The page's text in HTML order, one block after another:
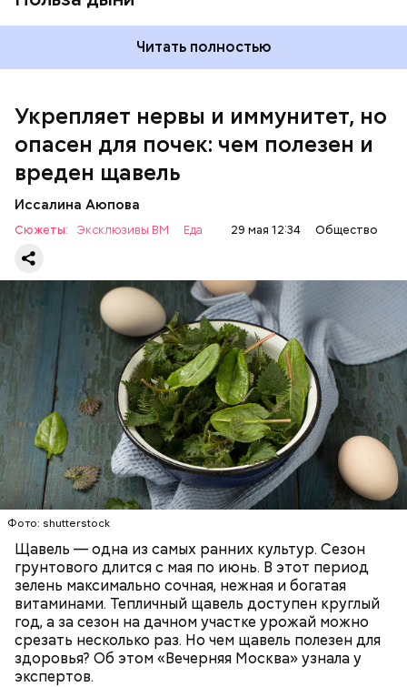
Читать полностью
Укрепляет нервы и иммунитет, но
опасен для почек: чем полезен и
вреден щавель
Иссалина Аюпова
Сюжеты: Эксклюзивы ВМ Еда 29 мая 12:34 Общество
Фото: shutterstock
Щавель — одна из самых ранних культур. Сезон
грунтового длится с мая по июнь. В этот период
зелень максимально сочная, нежная и богатая
витаминами. Тепличный щавель доступен круглый
год, а за сезон на дачном участке урожай можно
срезать несколько раз. Но чем щавель полезен для
здоровья? Об этом «Вечерняя Москва» узнала у
экспертов.
Опасность же щавеля состоит в том, что он
содержит большое количество щавелевой кислоты,
которая может способствовать образованию
— Если человек уже болеет мочекаменной
болезнью, щавель ему не рекомендуется. При
артрите, гастрите, холецистите, синдроме
раздраженного кишечника, язвах и панкреатите
продукт тоже лучше исключить из рациона, —
предупредила врач. — Он может привести к
повышению кислотности желудка и раздражать
слизистые оболочки.
ЗДОРОВЬЕ ВРАЧИ
РАСТЕНИЯ
ПРОДУКТЫ